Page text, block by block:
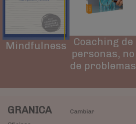
Mindfulness
Coaching de
personas, no
de problemas
GRANICA
Cambiar